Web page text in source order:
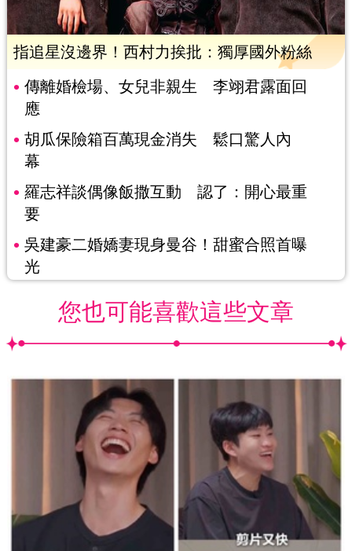
指追星沒邊界！西村力挨批：獨厚國外粉絲
傳離婚檢場、女兒非親生 李翊君露面回
應
胡瓜保險箱百萬現金消失 鬆口驚人內
幕
羅志祥談偶像飯撒互動 認了：開心最重
要
吳建豪二婚嬌妻現身曼谷！甜蜜合照首曝
光
您也可能喜歡這些文章